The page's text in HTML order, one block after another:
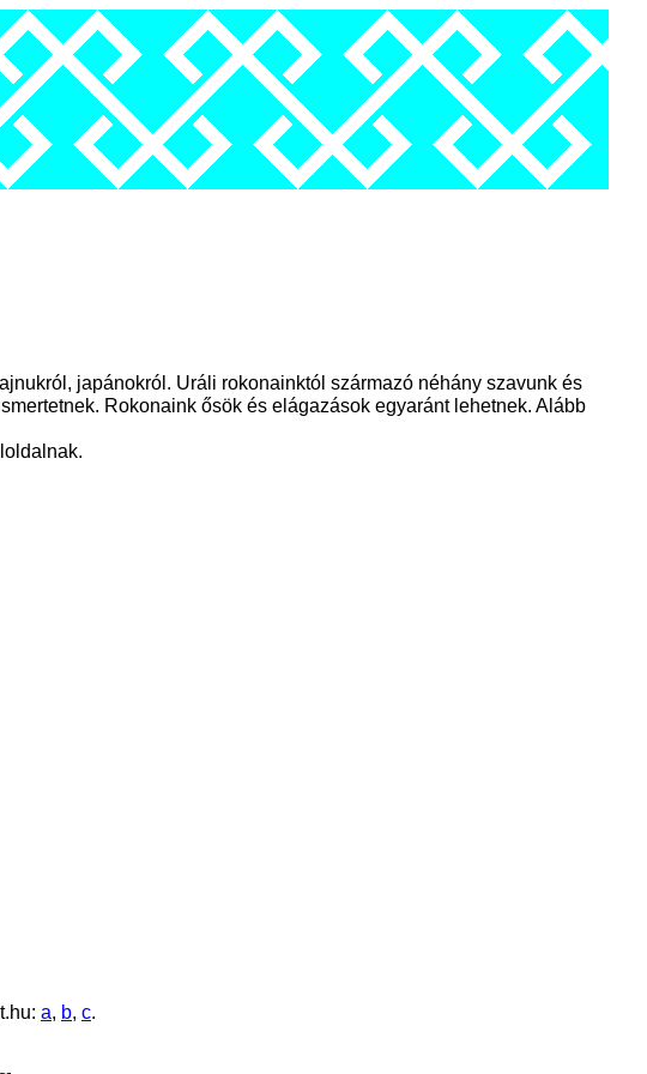
japánokról. Uráli rokonainktól származó néhány szavunk és
Rokonaink ősök és elágazások egyaránt lehetnek. Alább
a, b, c.